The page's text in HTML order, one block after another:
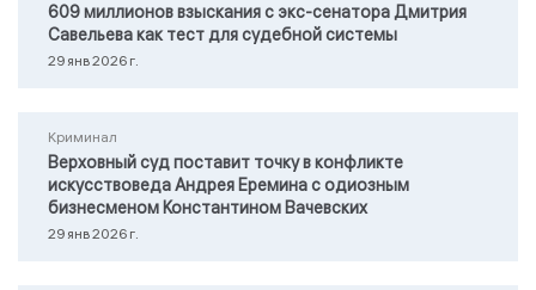
609 миллионов взыскания с экс-сенатора Дмитрия
Савельева как тест для судебной системы
29 янв 2026 г.
Криминал
Верховный суд поставит точку в конфликте
искусствоведа Андрея Еремина с одиозным
бизнесменом Константином Вачевских
29 янв 2026 г.